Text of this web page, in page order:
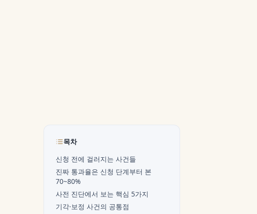
목차
신청 전에 걸러지는 사건들
진짜 통과율은 신청 단계부터 본
70~80%
사전 진단에서 보는 핵심 5가지
기각·보정 사건의 공통점